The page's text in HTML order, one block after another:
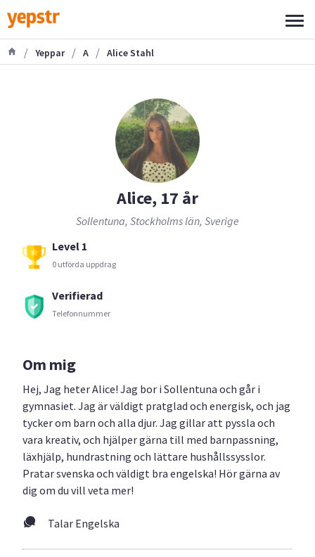
/ Yeppar / A / Alice Stahl
Alice, 17 år
Sollentuna, Stockholms län, Sverige
Level 1
0 utförda uppdrag
Verifierad
Telefonnummer
Om mig
Hej, Jag heter Alice! Jag bor i Sollentuna och går i
gymnasiet. Jag är väldigt pratglad och energisk, och jag
tycker om barn och alla djur. Jag gillar att pyssla och
vara kreativ, och hjälper gärna till med barnpassning,
läxhjälp, hundrastning och lättare hushållssysslor.
Pratar svenska och väldigt bra engelska! Hör gärna av
dig om du vill veta mer!
Talar Engelska